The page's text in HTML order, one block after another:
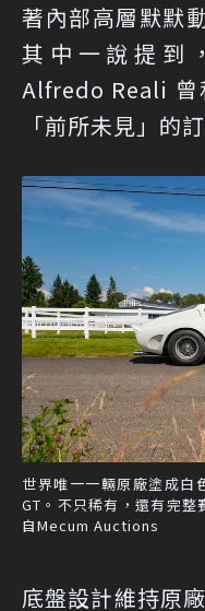
著內部高層默默
其中一說提到
Alfredo Reali 曾
「前所未見」的
世界唯一一輛原廠塗成
GT。不只稀有，還有完
自Mecum Auctions
底盤設計維持原